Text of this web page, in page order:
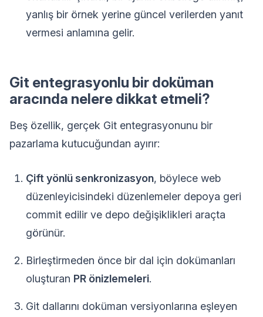
yanlış bir örnek yerine güncel verilerden yanıt
vermesi anlamına gelir.
Git entegrasyonlu bir doküman
aracında nelere dikkat etmeli?
Beş özellik, gerçek Git entegrasyonunu bir
pazarlama kutucuğundan ayırır:
Çift yönlü senkronizasyon, böylece web
düzenleyicisindeki düzenlemeler depoya geri
commit edilir ve depo değişiklikleri araçta
görünür.
Birleştirmeden önce bir dal için dokümanları
oluşturan PR önizlemeleri.
Git dallarını doküman versiyonlarına eşleyen